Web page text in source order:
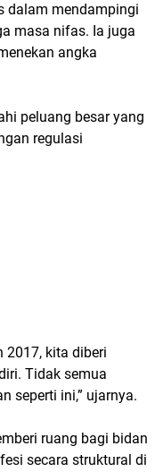
dalam mendampingi
masa nifas. Ia juga
angka
peluang besar yang
regulasi
2017, kita diberi
Tidak semua
seperti ini,” ujarnya.
ruang bagi bidan
secara struktural di